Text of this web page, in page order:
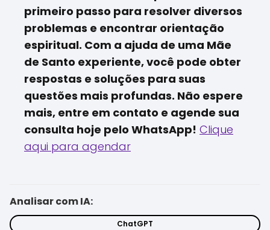
primeiro passo para resolver diversos
problemas e encontrar orientação
espiritual. Com a ajuda de uma Mãe
de Santo experiente, você pode obter
respostas e soluções para suas
questões mais profundas. Não espere
mais, entre em contato e agende sua
consulta hoje pelo WhatsApp! Clique
aqui para agendar
Analisar com IA:
ChatGPT